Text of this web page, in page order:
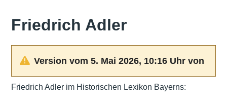
Friedrich Adler
Version vom 5. Mai 2026, 10:16 Uhr von
Friedrich Adler im Historischen Lexikon Bayerns: